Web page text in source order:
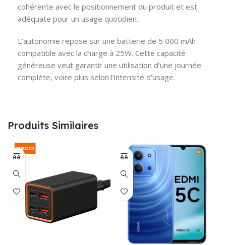
cohérente avec le positionnement du produit et est
adéquate pour un usage quotidien.
L’autonomie repose sur une batterie de 5 000 mAh
compatible avec la charge à 25W. Cette capacité
généreuse veut garantir une utilisation d’une journée
complète, voire plus selon l’intensité d’usage.
Produits Similaires